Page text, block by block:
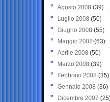
Agosto 2008 (39)
Luglio 2008 (50)
Giugno 2008 (55)
Maggio 2008(63)
Aprile 2008 (50)
Marzo 2008 (39)
Febbraio 2008 (35)
Gennaio 2008 (36)
Dicembre 2007